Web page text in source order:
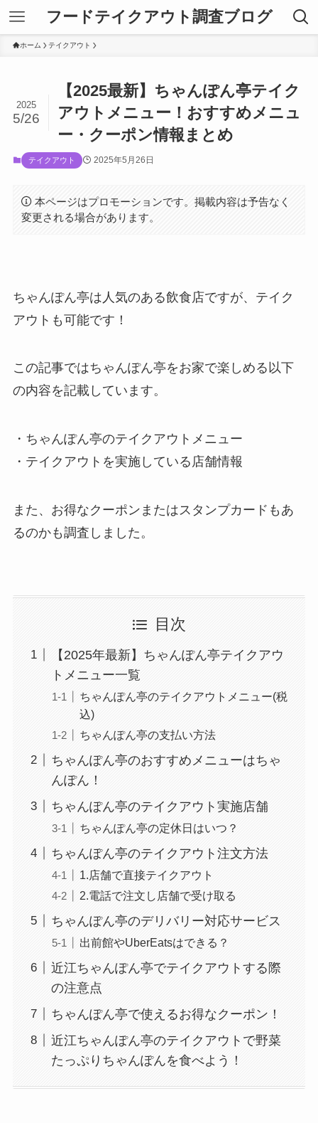
フードテイクアウト調査ブログ
ホーム テイクアウト
【2025最新】ちゃんぽん亭テイク
アウトメニュー！おすすめメニュ
ー・クーポン情報まとめ
2025
5/26
テイクアウト 2025年5月26日
本ページはプロモーションです。掲載内容は予告なく
変更される場合があります。
ちゃんぽん亭は人気のある飲食店ですが、テイク
アウトも可能です！
この記事ではちゃんぽん亭をお家で楽しめる以下
の内容を記載しています。
・ちゃんぽん亭のテイクアウトメニュー
・テイクアウトを実施している店舗情報
また、お得なクーポンまたはスタンプカードもあ
るのかも調査しました。
目次
【2025年最新】ちゃんぽん亭テイクアウ
トメニュー一覧
ちゃんぽん亭のテイクアウトメニュー(税
込)
ちゃんぽん亭の支払い方法
ちゃんぽん亭のおすすめメニューはちゃ
んぽん！
ちゃんぽん亭のテイクアウト実施店舗
ちゃんぽん亭の定休日はいつ？
ちゃんぽん亭のテイクアウト注文方法
1.店舗で直接テイクアウト
2.電話で注文し店舗で受け取る
ちゃんぽん亭のデリバリー対応サービス
出前館やUberEatsはできる？
近江ちゃんぽん亭でテイクアウトする際
の注意点
ちゃんぽん亭で使えるお得なクーポン！
近江ちゃんぽん亭のテイクアウトで野菜
たっぷりちゃんぽんを食べよう！